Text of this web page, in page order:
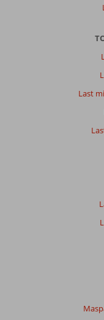
Last